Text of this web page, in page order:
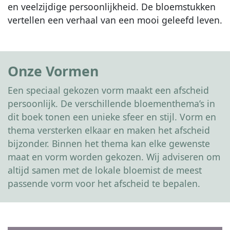
en veelzijdige persoonlijkheid. De bloemstukken
vertellen een verhaal van een mooi geleefd leven.
Onze Vormen
Een speciaal gekozen vorm maakt een afscheid
persoonlijk. De verschillende bloementhema’s in
dit boek tonen een unieke sfeer en stijl. Vorm en
thema versterken elkaar en maken het afscheid
bijzonder. Binnen het thema kan elke gewenste
maat en vorm worden gekozen. Wij adviseren om
altijd samen met de lokale bloemist de meest
passende vorm voor het afscheid te bepalen.